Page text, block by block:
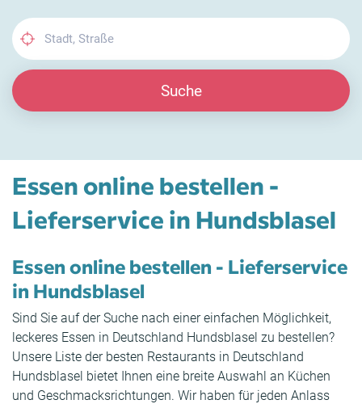
Suche
Essen online bestellen -
Lieferservice in Hundsblasel
Essen online bestellen - Lieferservice
in Hundsblasel
Sind Sie auf der Suche nach einer einfachen Möglichkeit,
leckeres Essen in Deutschland Hundsblasel zu bestellen?
Unsere Liste der besten Restaurants in Deutschland
Hundsblasel bietet Ihnen eine breite Auswahl an Küchen
und Geschmacksrichtungen. Wir haben für jeden Anlass